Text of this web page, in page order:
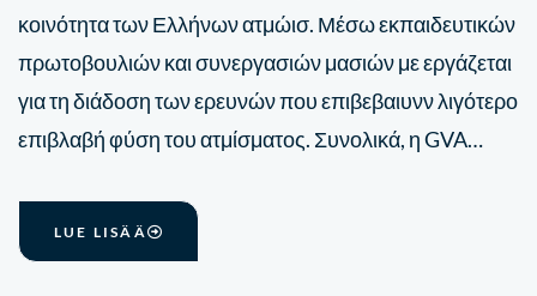
κοινότητα των Ελλήνων ατμώισ. Μέσω εκπαιδευτικών
πρωτοβουλιών και συνεργασιών μασιών με εργάζεται
για τη διάδοση των ερευνών που επιβεβαιυνν λιγότερο
επιβλαβή φύση του ατμίσματος. Συνολικά, η GVA…
LUE LISÄÄ